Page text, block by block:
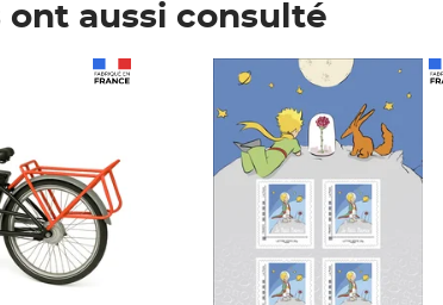
ont aussi consulté
Prix 7,50€